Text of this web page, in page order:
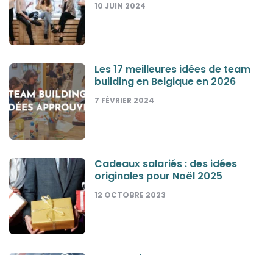
10 JUIN 2024
Les 17 meilleures idées de team
building en Belgique en 2026
7 FÉVRIER 2024
Cadeaux salariés : des idées
originales pour Noël 2025
12 OCTOBRE 2023